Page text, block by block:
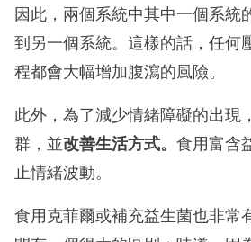
因此，兩個系統中其中一個系統
到另一個系統。這樣的話，任何
程都會大幅增加腹瀉的風險。
此外，為了減少情緒障礙的出現
群，並改善生活方式。 食用富含
止情緒波動。
食用克菲爾或補充益生菌也非常